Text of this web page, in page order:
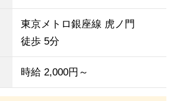
東京メトロ銀座線 虎ノ門
徒歩 5分
時給 2,000円～